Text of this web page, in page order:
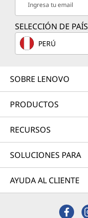
Ingresa tu email
SELECCIÓN DE PAÍS
PERÚ
SOBRE LENOVO
PRODUCTOS
RECURSOS
SOLUCIONES PARA
AYUDA AL CLIENTE